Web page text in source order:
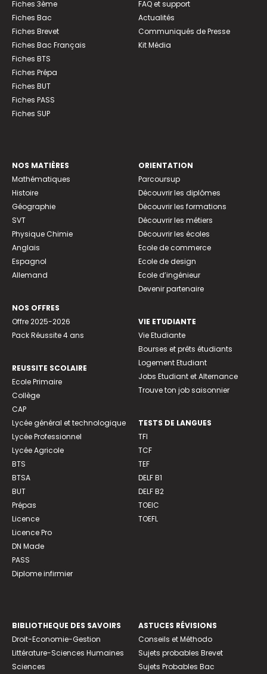
Fiches 3ème
Fiches Bac
Fiches Brevet
Fiches Bac Français
Fiches BTS
Fiches Prépa
Fiches BUT
Fiches PASS
Fiches SUP
FAQ et support
Actualités
Communiqués de Presse
Kit Média
NOS MATIÈRES
Mathématiques
Histoire
Géographie
SVT
Physique Chimie
Anglais
Espagnol
Allemand
NOS OFFRES
Offre 2025-2026
Pack Réussite 4 ans
REUSSITE SCOLAIRE
Ecole Primaire
Collège
CAP
Lycée général et technologique
Lycée Professionnel
Lycée Agricole
BTS
BTSA
BUT
Prépas
Licence
Licence Pro
DN Made
PASS
Diplome infirmier
ORIENTATION
Parcoursup
Découvrir les diplômes
Découvrir les formations
Découvrir les métiers
Découvrir les écoles
Ecole de commerce
Ecole de design
Ecole d’ingénieur
Devenir partenaire
VIE ETUDIANTE
Vie Etudiante
Bourses et prêts étudiants
Logement Etudiant
Jobs Etudiant et Alternance
Trouve ton job saisonnier
TESTS DE LANGUES
TFI
TCF
TEF
DELF B1
DELF B2
TOEIC
TOEFL
BIBLIOTHEQUE DES SAVOIRS
Droit-Economie-Gestion
Littérature-Sciences Humaines
Sciences
ASTUCES RÉVISIONS
Conseils et Méthodo
Sujets probables Brevet
Sujets Probables Bac